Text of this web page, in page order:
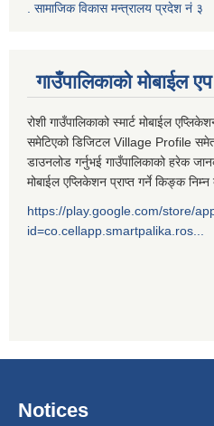
‍. सामाजिक विकास मन्त्रालय प्रदेश नं ३
गाउँपालिकाको मोबाईल
रोशी गाउँपालिकाको स्मार्ट मोबाईल
समेटिएको डिजिटल Village Profile
डाउनलोड गर्नुभई गाउँपालिकाको हरेक
मोबाईल एप्लिकेशन प्राप्त गर्ने किङ्क
https://play.google.com/store/
id=co.cellapp.smartpalika.ros...
Notices